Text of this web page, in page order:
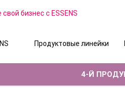
бизнес с ESSENS
Продуктовые линейки
4-Й